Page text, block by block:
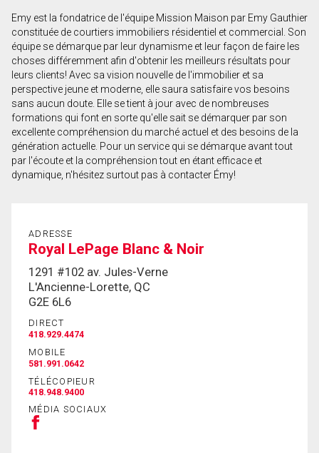
Téléphone
(Optionnel)
Message
En cliquant sur le bouton « soumettre », vous
consentez à nos conditions d'utilisation et vous
nous fournissez l'autorisation écrite de
communiquer avec vous.
Emy est la fondatrice de l'équipe Mission Maison par Emy Gauthier
constituée de courtiers immobiliers résidentiel et commercial. Son
équipe se démarque par leur dynamisme et leur façon de faire les
choses différemment afin d'obtenir les meilleurs résultats pour
leurs clients! Avec sa vision nouvelle de l'immobilier et sa
perspective jeune et moderne, elle saura satisfaire vos besoins
sans aucun doute. Elle se tient à jour avec de nombreuses
formations qui font en sorte qu'elle sait se démarquer par son
excellente compréhension du marché actuel et des besoins de la
génération actuelle. Pour un service qui se démarque avant tout
par l'écoute et la compréhension tout en étant efficace et
dynamique, n'hésitez surtout pas à contacter Émy!
ADRESSE
Royal LePage Blanc & Noir
1291 #102 av. Jules-Verne
L'Ancienne-Lorette, QC
G2E 6L6
DIRECT
418.929.4474
MOBILE
581.991.0642
TÉLÉCOPIEUR
418.948.9400
MÉDIA SOCIAUX